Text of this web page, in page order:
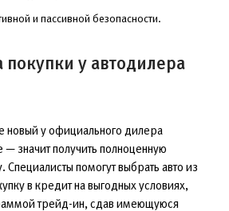
и пассивной безопасности.
у автодилера
новый у официального дилера
значит получить полноценную
помогут выбрать авто из
в кредит на выгодных условиях,
трейд-ин, сдав имеющуюся